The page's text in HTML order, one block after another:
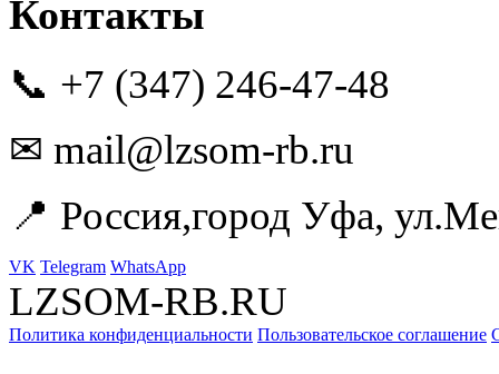
Контакты
📞 +7 (347) 246-47-48
✉ mail@lzsom-rb.ru
📍 Россия,город Уфа,
VK Telegram WhatsApp
LZSOM-RB.RU
Политика конфиденциальности Пользовательское соглашение